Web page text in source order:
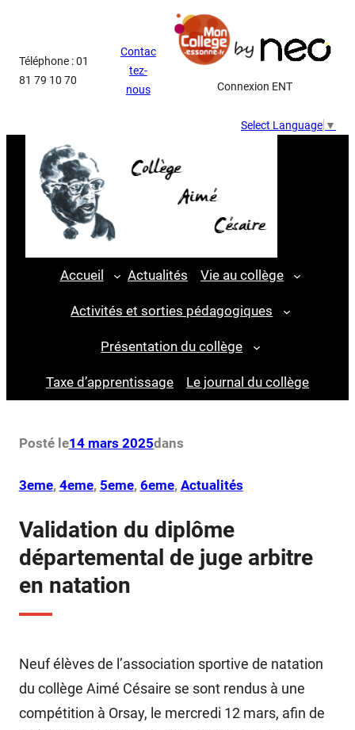
contenu
Téléphone : 01
81 79 10 70
Contac
tez-
nous
Connexion ENT
Select Language ▼
Accueil Actualités Vie au collège
Activités et sorties pédagogiques
Présentation du collège
Taxe d’apprentissage Le journal du collège
Posté le14 mars 2025dans
3eme, 4eme, 5eme, 6eme, Actualités
Validation du diplôme
départemental de juge arbitre
en natation
Neuf élèves de l’association sportive de natation
du collège Aimé Césaire se sont rendus à une
compétition à Orsay, le mercredi 12 mars, afin de